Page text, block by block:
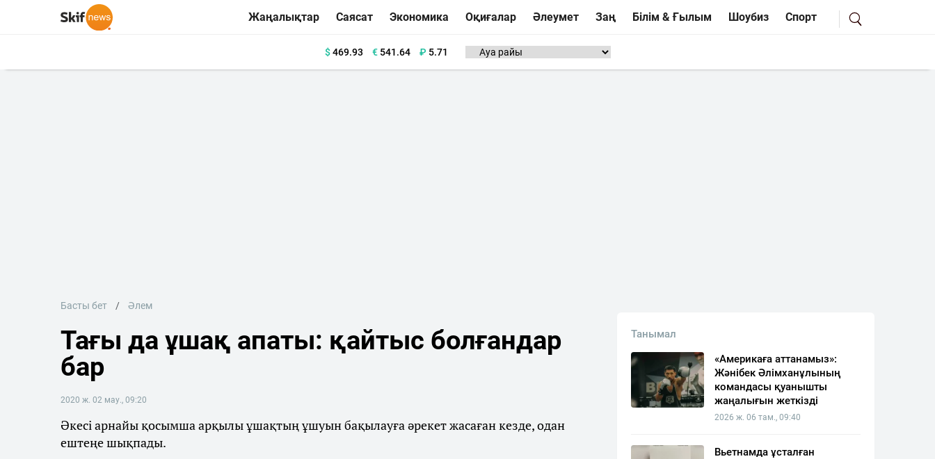
Жаңалықтар Саясат Экономика Оқиғалар Әлеумет Заң Білім & Ғылым Шоубиз Спорт
$469.93 €541.64 ₽ 5.71
Басты бет Әлем
Тағы да ұшақ апаты: қайтыс болғандар
бар
2020 ж. 02 мау., 09:20
Әкесі арнайы қосымша арқылы ұшақтың ұшуын бақылауға әрекет жасаған кезде, одан
ештеңе шықпады.
Танымал
«Америкаға аттанамыз»:
Жәнібек Әлімханұлының
командасы қуанышты
жаңалығын жеткізді
2026 ж. 06 там., 09:40
Вьетнамда ұсталған